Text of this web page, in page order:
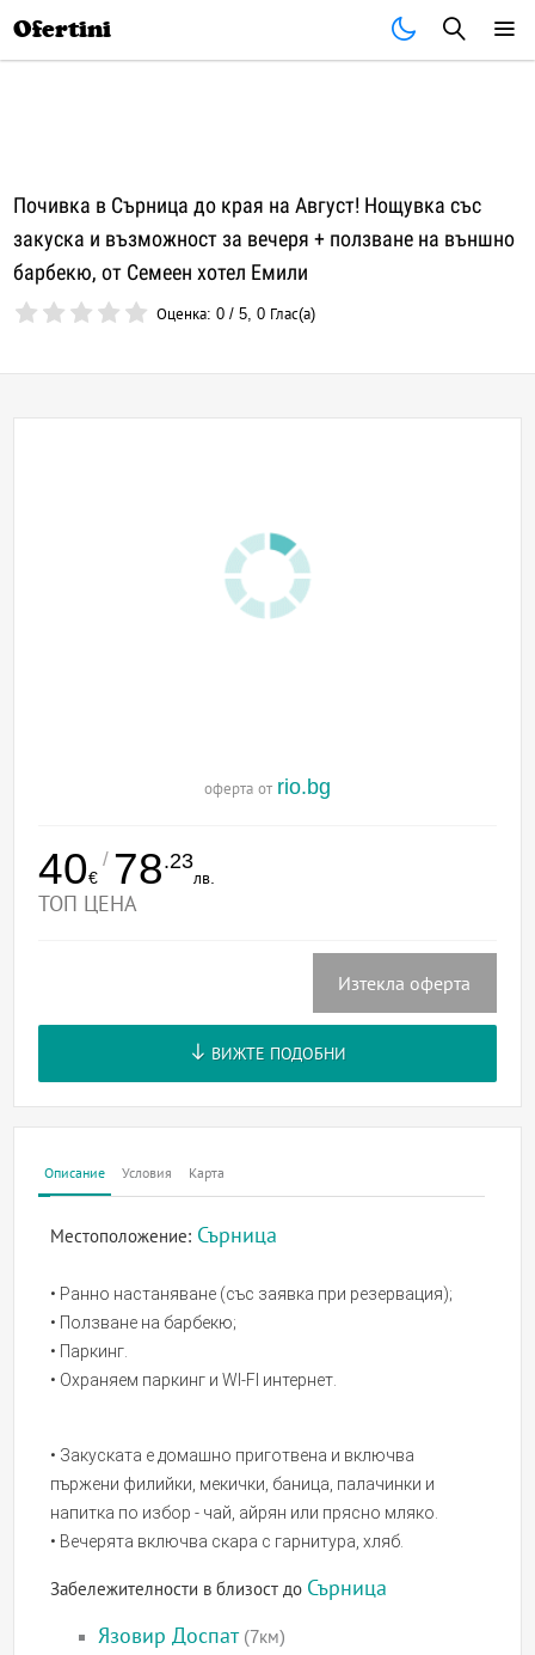
Ofertini
Почивка в Сърница до края на Август! Нощувка със
закуска и възможност за вечеря + ползване на външно
барбекю, от Семеен хотел Емили
Оценка:0 /5,0 Глас(а)
оферта от rio.bg
40€
/ 78.23
лв.
ТОП ЦЕНА
Изтекла оферта
ВИЖТЕ ПОДОБНИ
Описание Условия Карта
Местоположение: Сърница
• Ранно настаняване (със заявка при резервация);
• Ползване на барбекю;
• Паркинг.
• Охраняем паркинг и WI-FI интернет.
• Закуската е домашно приготвена и включва
пържени филийки, мекички, баница, палачинки и
напитка по избор - чай, айрян или прясно мляко.
• Вечерята включва скара с гарнитура, хляб.
Забележителности в близост до Сърница
Язовир Доспат(7км)